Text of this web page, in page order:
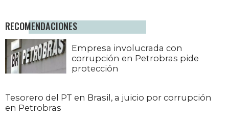
RECOMENDACIONES
Empresa involucrada con
corrupción en Petrobras pide
protección
Tesorero del PT en Brasil, a juicio por corrupción
en Petrobras